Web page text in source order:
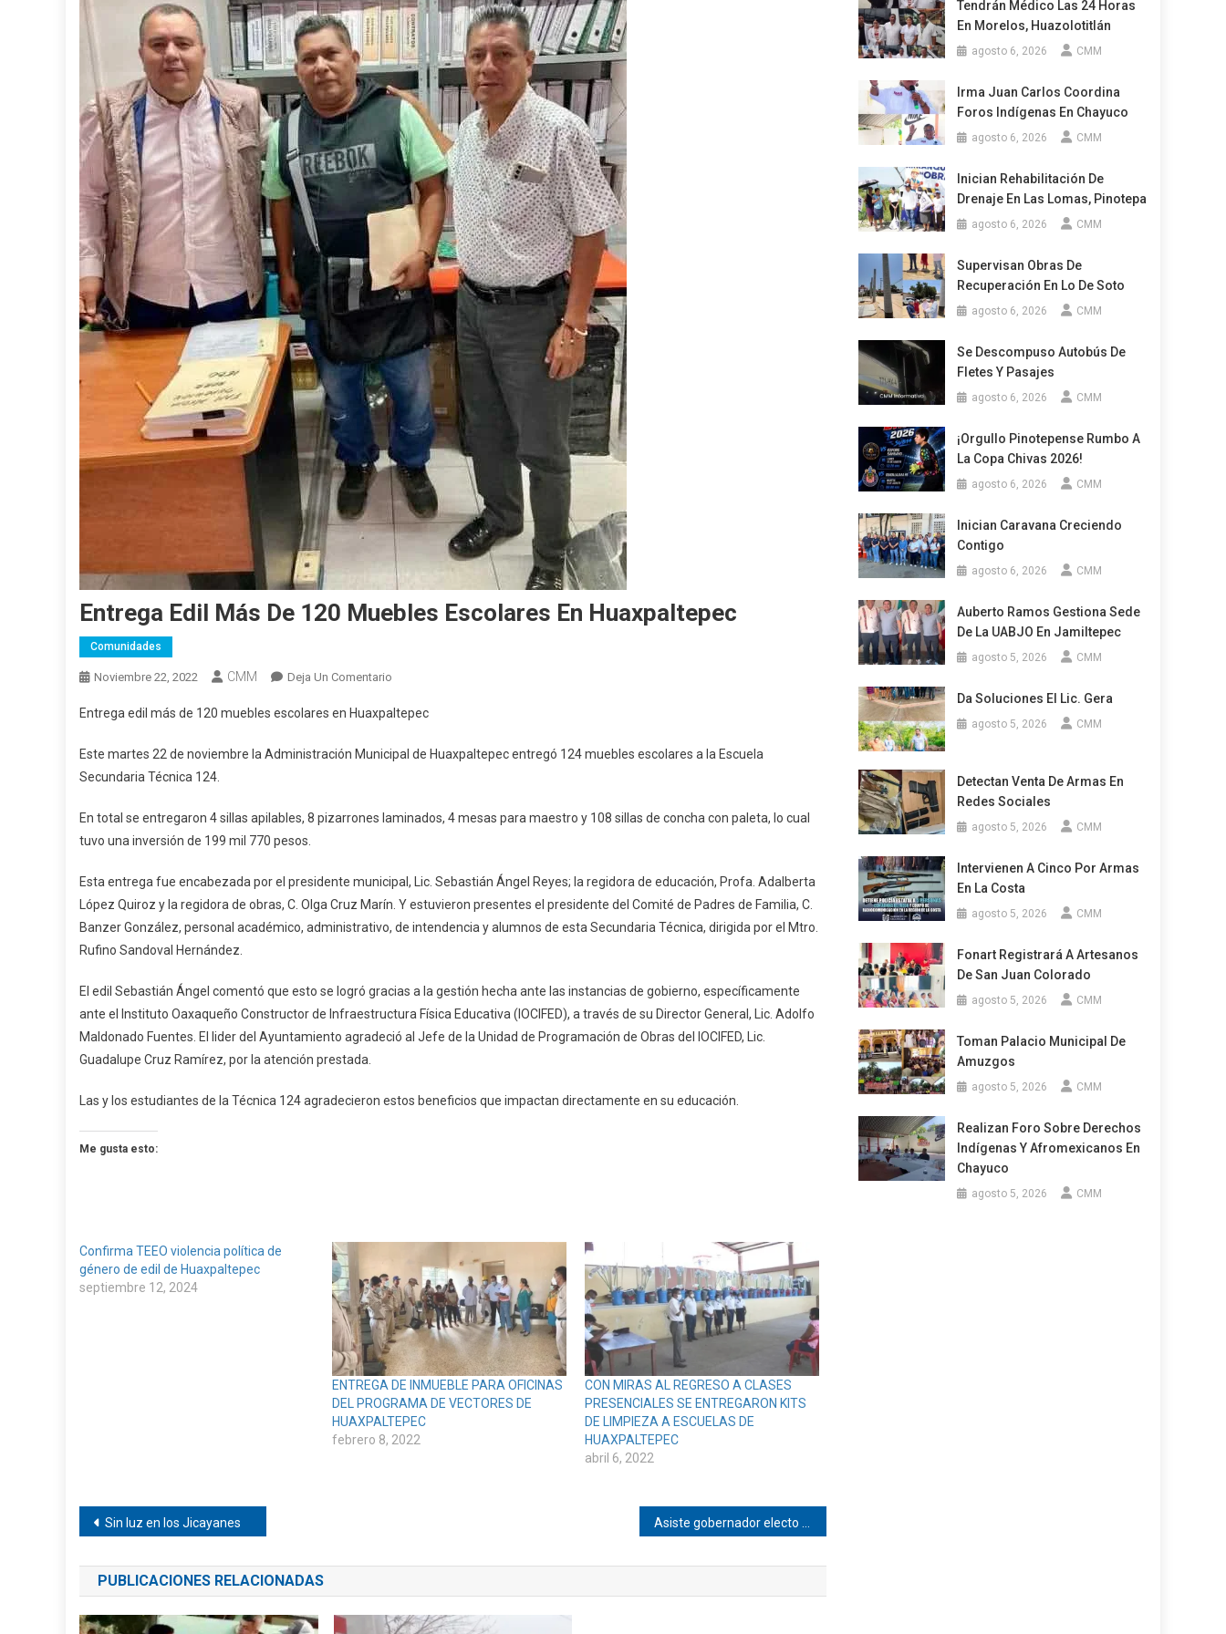
Entrega Edil Más De 120 Muebles Escolares En Huaxpaltepec
Comunidades
Noviembre 22, 2022 CMM Deja Un Comentario
Edil
De
Escolares
Entrega edil más de 120 muebles escolares en Huaxpaltepec
Este martes 22 de noviembre la Administración Municipal de Huaxpaltepec entregó 124 muebles escolares a la Escuela
Secundaria Técnica 124.
En total se entregaron 4 sillas apilables, 8 pizarrones laminados, 4 mesas para maestro y 108 sillas de concha con paleta, lo cual
tuvo una inversión de 199 mil 770 pesos.
Esta entrega fue encabezada por el presidente municipal, Lic. Sebastián Ángel Reyes; la regidora de educación, Profa. Adalberta
López Quiroz y la regidora de obras, C. Olga Cruz Marín. Y estuvieron presentes el presidente del Comité de Padres de Familia, C.
Banzer González, personal académico, administrativo, de intendencia y alumnos de esta Secundaria Técnica, dirigida por el Mtro.
Rufino Sandoval Hernández.
El edil Sebastián Ángel comentó que esto se logró gracias a la gestión hecha ante las instancias de gobierno, específicamente
ante el Instituto Oaxaqueño Constructor de Infraestructura Física Educativa (IOCIFED), a través de su Director General, Lic. Adolfo
Maldonado Fuentes. El lider del Ayuntamiento agradeció al Jefe de la Unidad de Programación de Obras del IOCIFED, Lic.
Guadalupe Cruz Ramírez, por la atención prestada.
Las y los estudiantes de la Técnica 124 agradecieron estos beneficios que impactan directamente en su educación.
Me gusta esto:
Confirma TEEO violencia política de
género de edil de Huaxpaltepec
septiembre 12, 2024
ENTREGA DE INMUEBLE PARA OFICINAS
DEL PROGRAMA DE VECTORES DE
HUAXPALTEPEC
febrero 8, 2022
CON MIRAS AL REGRESO A CLASES
PRESENCIALES SE ENTREGARON KITS
DE LIMPIEZA A ESCUELAS DE
HUAXPALTEPEC
abril 6, 2022
Navegación
de
entradas
Sin luz en los Jicayanes
PUBLICACIONES RELACIONADAS
Tendrán Médico Las 24 Horas
En Morelos, Huazolotitlán
agosto 6, 2026 CMM
Irma Juan Carlos Coordina
Foros Indígenas En Chayuco
agosto 6, 2026 CMM
Inician Rehabilitación De
Drenaje En Las Lomas, Pinotepa
agosto 6, 2026 CMM
Supervisan Obras De
Recuperación En Lo De Soto
agosto 6, 2026 CMM
Se Descompuso Autobús De
Fletes Y Pasajes
agosto 6, 2026 CMM
¡Orgullo Pinotepense Rumbo A
La Copa Chivas 2026!
agosto 6, 2026 CMM
Inician Caravana Creciendo
Contigo
agosto 6, 2026 CMM
Auberto Ramos Gestiona Sede
De La UABJO En Jamiltepec
agosto 5, 2026 CMM
Da Soluciones El Lic. Gera
agosto 5, 2026 CMM
Detectan Venta De Armas En
Redes Sociales
agosto 5, 2026 CMM
Intervienen A Cinco Por Armas
En La Costa
agosto 5, 2026 CMM
Fonart Registrará A Artesanos
De San Juan Colorado
agosto 5, 2026 CMM
Toman Palacio Municipal De
Amuzgos
agosto 5, 2026 CMM
Realizan Foro Sobre Derechos
Indígenas Y Afromexicanos En
Chayuco
agosto 5, 2026 CMM